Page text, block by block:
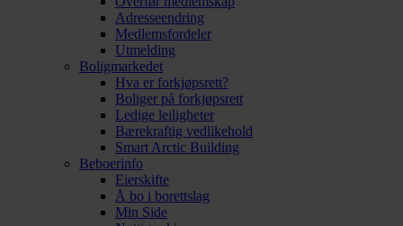
Adresseendring
Medlemsfordeler
Utmelding
Boligmarkedet
Hva er forkjøpsrett?
Boliger på forkjøpsrett
Ledige leiligheter
Bærekraftig vedlikehold
Smart Arctic Building
Beboerinfo
Eierskifte
Å bo i borettslag
Min Side